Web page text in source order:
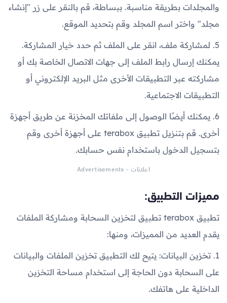
والمجلدات بطريقة مناسبة. ببساطة، قم بالنقر على زر "إنشاء
مجلد" واختر اسم المجلد وقم بتحديد الموقع.
5. لمشاركة ملف، انقر على الملف ثم حدد خيار المشاركة.
يمكنك إرسال رابط الملف إلى جهات الاتصال الخاصة بك أو
مشاركته عبر التطبيقات الأخرى مثل البريد الإلكتروني أو
التطبيقات الاجتماعية.
6. يمكنك أيضًا الوصول إلى ملفاتك المخزنة عن طريق أجهزة
أخرى. قم بتنزيل تطبيق terabox على أجهزة أخرى وقم
بتسجيل الدخول باستخدام نفس حسابك.
اعلانات - Advertisements
مميزات التطبيق:
تطبيق terabox تطبيق لتخزين السحابة ومشاركة الملفات
يقدم العديد من المميزات، ومنها:
1. تخزين البيانات: يتيح لك التطبيق تخزين الملفات والبيانات
على السحابة دون الحاجة إلى استخدام مساحة التخزين
الداخلية على هاتفك.